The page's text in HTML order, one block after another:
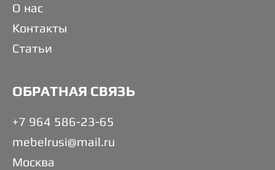
О нас
Контакты
Статьи
ОБРАТНАЯ СВЯЗЬ
+7 964 586-23-65
mebelrusi@mail.ru
Москва